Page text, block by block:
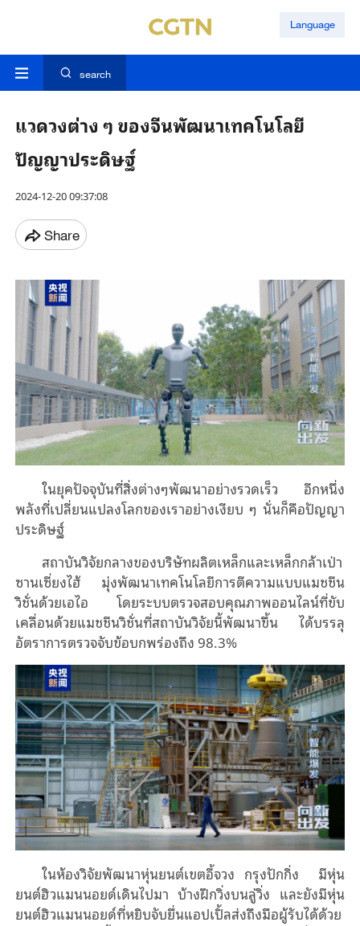
Language
search
แวดวงต่าง ๆ ของจีนพัฒนาเทคโนโลยี
ปัญญาประดิษฐ์
2024-12-20 09:37:08
Share
ในยุคปัจจุบันที่สิ่งต่างๆพัฒนาอย่างรวดเร็ว อีกหนึ่ง
พลังที่เปลี่ยนแปลงโลกของเราอย่างเงียบ ๆ นั่นก็คือปัญญา
ประดิษฐ์
สถาบันวิจัยกลางของบริษัทผลิตเหล็กและเหล็กกล้าเป่า
ซานเซี่ยงไฮ้ มุ่งพัฒนาเทคโนโลยีการตีความแบบแมชชีน
วิชั่นด้วยเอไอ โดยระบบตรวจสอบคุณภาพออนไลน์ที่ขับ
เคลื่อนด้วยแมชชีนวิชั่นที่สถาบันวิจัยนี้พัฒนาขึ้น ได้บรรลุ
อัตราการตรวจจับข้อบกพร่องถึง 98.3%
ในห้องวิจัยพัฒนาหุ่นยนต์เขตอี้จวง กรุงปักกิ่ง มีหุ่น
ยนต์ฮิวแมนนอยด์เดินไปมา บ้างฝึกวิ่งบนลู่วิ่ง และยังมีหุ่น
ยนต์ฮิวแมนนอยด์ที่หยิบจับยื่นแอปเปิ้ลส่งถึงมือผู้รับได้ด้วย